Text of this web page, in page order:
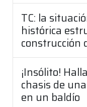
TC: la
histórica
construcción
¡Insólito!
chasis de
en un baldío